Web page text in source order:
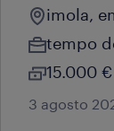
imola,
tempo
15.000
3 agosto